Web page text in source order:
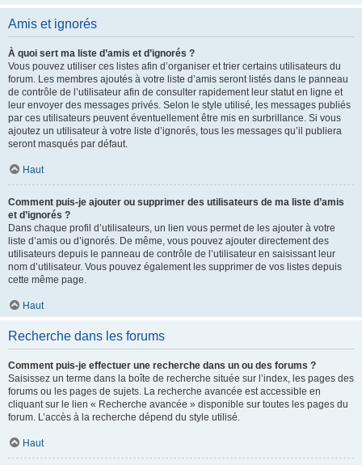
Amis et ignorés
À quoi sert ma liste d’amis et d’ignorés ?
Vous pouvez utiliser ces listes afin d’organiser et trier certains utilisateurs du
forum. Les membres ajoutés à votre liste d’amis seront listés dans le panneau
de contrôle de l’utilisateur afin de consulter rapidement leur statut en ligne et
leur envoyer des messages privés. Selon le style utilisé, les messages publiés
par ces utilisateurs peuvent éventuellement être mis en surbrillance. Si vous
ajoutez un utilisateur à votre liste d’ignorés, tous les messages qu’il publiera
seront masqués par défaut.
Haut
Comment puis-je ajouter ou supprimer des utilisateurs de ma liste d’amis
et d’ignorés ?
Dans chaque profil d’utilisateurs, un lien vous permet de les ajouter à votre
liste d’amis ou d’ignorés. De même, vous pouvez ajouter directement des
utilisateurs depuis le panneau de contrôle de l’utilisateur en saisissant leur
nom d’utilisateur. Vous pouvez également les supprimer de vos listes depuis
cette même page.
Haut
Recherche dans les forums
Comment puis-je effectuer une recherche dans un ou des forums ?
Saisissez un terme dans la boîte de recherche située sur l’index, les pages des
forums ou les pages de sujets. La recherche avancée est accessible en
cliquant sur le lien « Recherche avancée » disponible sur toutes les pages du
forum. L’accès à la recherche dépend du style utilisé.
Haut